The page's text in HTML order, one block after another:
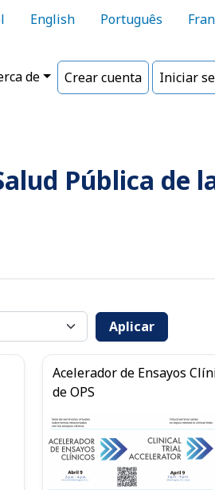
English Português
de Crear cuenta Iniciar
Pública de
Aplicar
Acelerador de Ensayos
de OPS